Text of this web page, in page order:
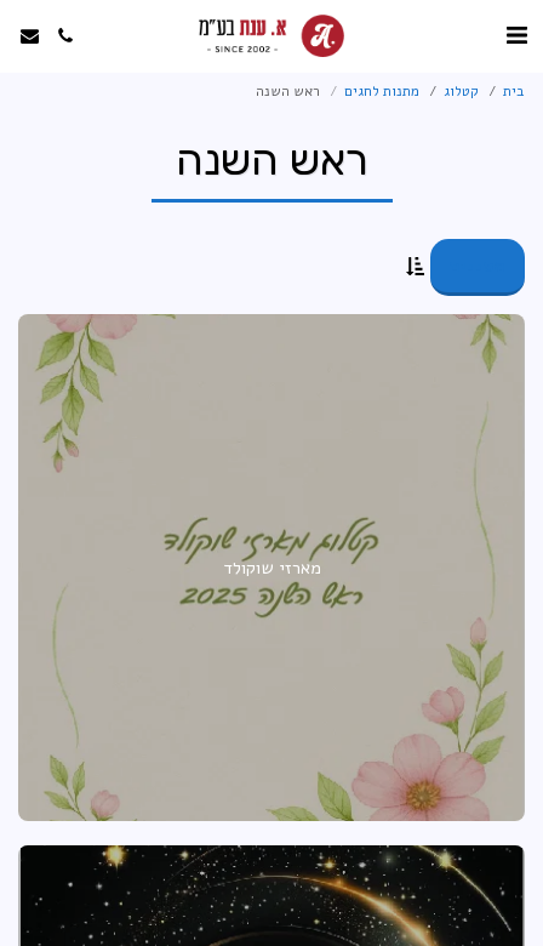
בית קטלוג מתנות לחגים ראש השנה
ראש השנה
מארזי שוקולד